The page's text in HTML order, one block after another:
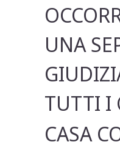
UNA
TUTTI I
CASA